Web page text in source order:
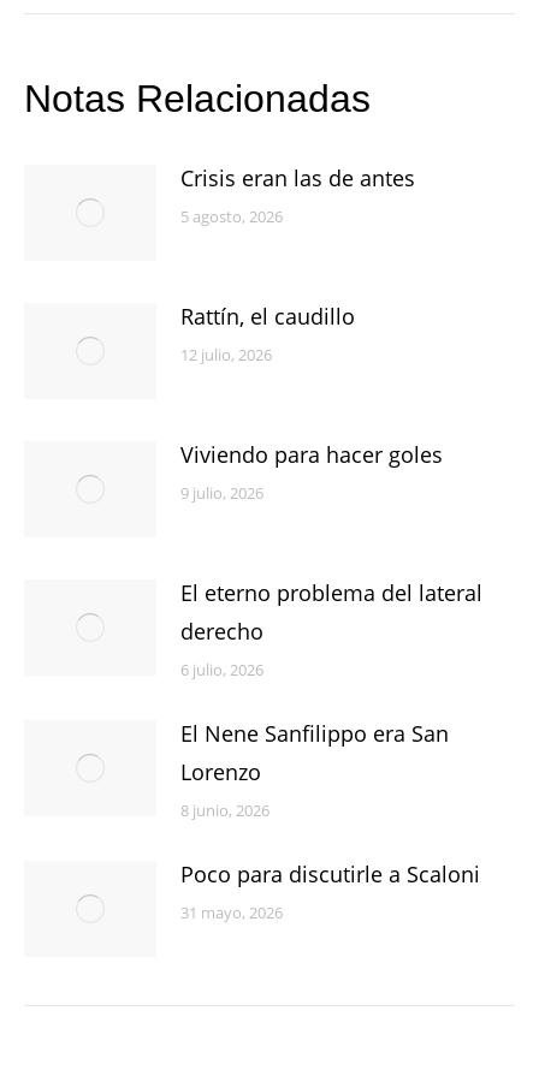
Notas Relacionadas
Crisis eran las de antes
5 agosto, 2026
Rattín, el caudillo
12 julio, 2026
Viviendo para hacer goles
9 julio, 2026
El eterno problema del lateral
derecho
6 julio, 2026
El Nene Sanfilippo era San
Lorenzo
8 junio, 2026
Poco para discutirle a Scaloni
31 mayo, 2026